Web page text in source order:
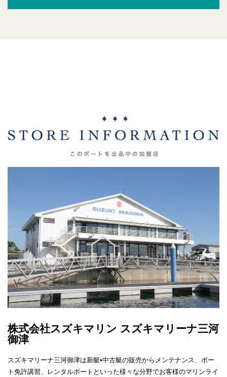
株式会社スズキマリン スズキマリーナ三河
御津
スズキマリーナ三河御津は新艇•中古艇の販売からメンテナンス、ボー
ト免許講習、レンタルボートといった様々な分野でお客様のマリンライ